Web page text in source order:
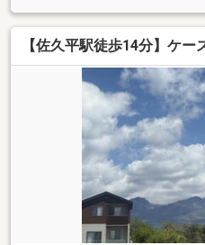
【佐久平駅徒歩14分】ケ